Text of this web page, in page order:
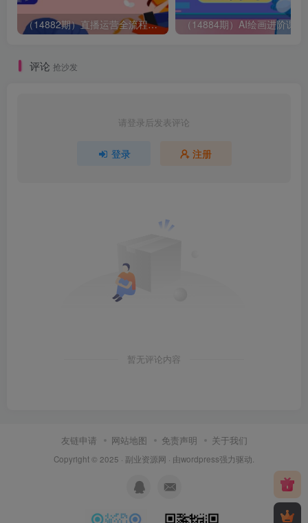
（14882期）直播运营全流程课程-5月更新：从起号、话术设计、罗盘运营到微付费投放等
评论 抢沙发
请登录后发表评论
登录 注册
暂无评论内容
友链申请 网站地图 免责声明 关于我们
Copyright © 2025 · 副业资源网 · 由wordpress强力驱动.